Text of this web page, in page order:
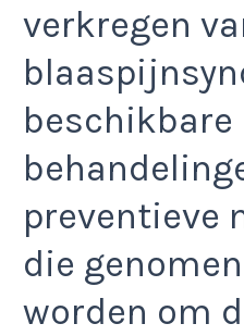
verkregen
beschikbare
preventieve
die
worden om